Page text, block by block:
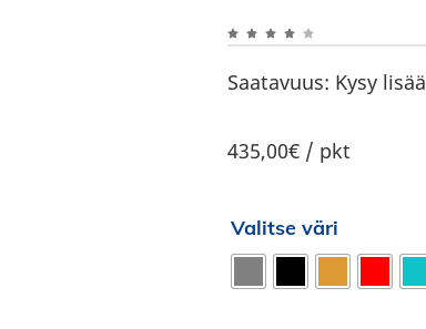
Saatavuus: Kysy lisää
435,00€ / pkt
Valitse väri